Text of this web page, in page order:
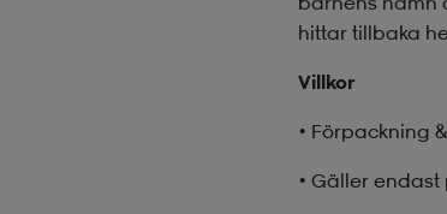
hittar tillbaka
Villkor
• Förpackning
• Gäller